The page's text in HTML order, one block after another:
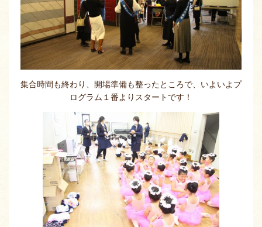
集合時間も終わり、開場準備も整ったところで、いよいよプ
ログラム１番よりスタートです！